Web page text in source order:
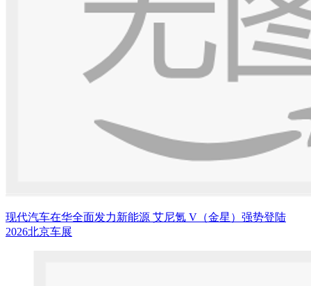
现代汽车在华全面发力新能源 艾尼氪 V（金星）强势登陆
2026北京车展